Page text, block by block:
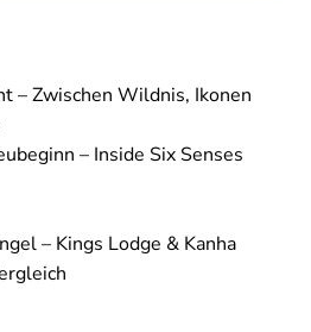
– Zwischen Wildnis, Ikonen
– Inside Six Senses
– Kings Lodge & Kanha